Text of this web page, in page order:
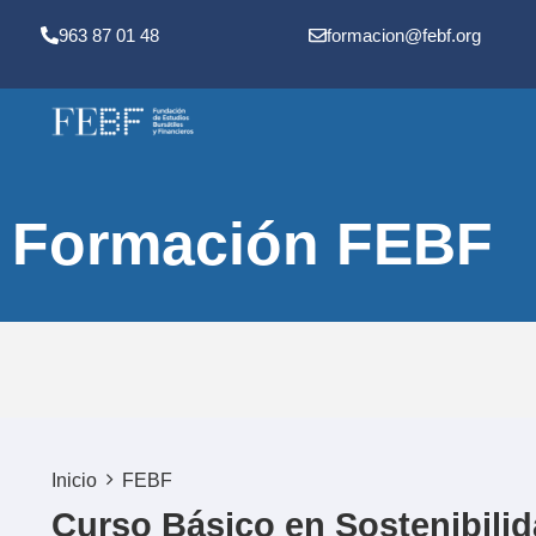
963 87 01 48 formacion@febf.org
Formación FEBF
Inicio FEBF
Curso Básico en